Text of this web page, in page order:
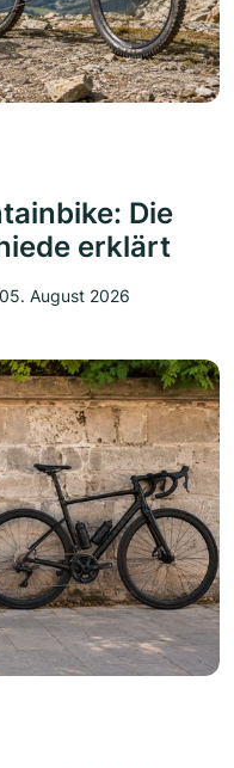
Die
erklärt
05. August 2026